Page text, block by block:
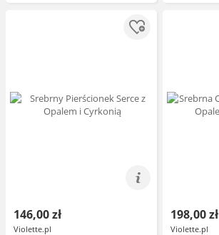
146,00 zł
Violette.pl
198,00 zł
Violette.pl